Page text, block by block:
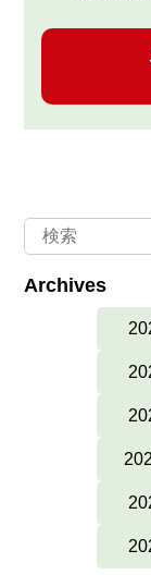
Archives